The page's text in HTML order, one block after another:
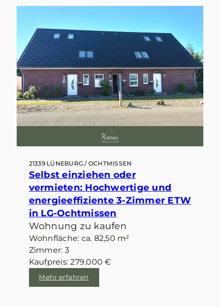
21339 LÜNEBURG / OCHTMISSEN
Selbst einziehen oder
vermieten: Hochwertige und
energieeffiziente 3-Zimmer ETW
in LG-Ochtmissen
Wohnung zu kaufen
Wohnfläche: ca. 82,50 m²
Zimmer: 3
Kaufpreis: 279.000 €
Mehr erfahren